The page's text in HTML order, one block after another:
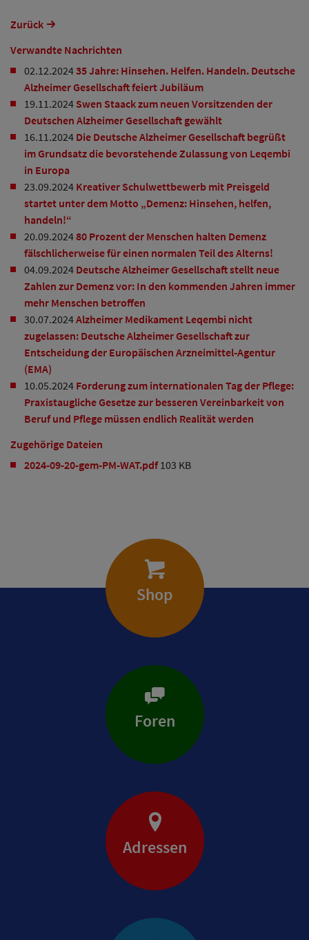
Zurück
Verwandte Nachrichten
02.12.202435 Jahre: Hinsehen. Helfen. Handeln. Deutsche
Alzheimer Gesellschaft feiert Jubiläum
19.11.2024 Swen Staack zum neuen Vorsitzenden der
Deutschen Alzheimer Gesellschaft gewählt
16.11.2024 Die Deutsche Alzheimer Gesellschaft begrüßt
im Grundsatz die bevorstehende Zulassung von Leqembi
in Europa
23.09.2024 Kreativer Schulwettbewerb mit Preisgeld
startet unter dem Motto „Demenz: Hinsehen, helfen,
handeln!“
20.09.202480 Prozent der Menschen halten Demenz
fälschlicherweise für einen normalen Teil des Alterns!
04.09.2024 Deutsche Alzheimer Gesellschaft stellt neue
Zahlen zur Demenz vor: In den kommenden Jahren immer
mehr Menschen betroffen
30.07.2024Alzheimer Medikament Leqembi nicht
zugelassen: Deutsche Alzheimer Gesellschaft zur
Entscheidung der Europäischen Arzneimittel-Agentur
(EMA)
10.05.2024 Forderung zum internationalen Tag der Pflege:
Praxistaugliche Gesetze zur besseren Vereinbarkeit von
Beruf und Pflege müssen endlich Realität werden
Zugehörige Dateien
2024-09-20-gem-PM-WAT.pdf103 KB
Shop
Foren
Adressen